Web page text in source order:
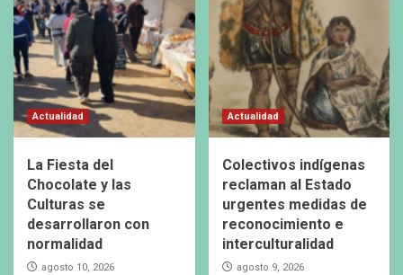
Actualidad
La Fiesta del
Chocolate y las
Culturas se
desarrollaron con
normalidad
agosto 10, 2026
Actualidad
Colectivos indígenas
reclaman al Estado
urgentes medidas de
reconocimiento e
interculturalidad
agosto 9, 2026